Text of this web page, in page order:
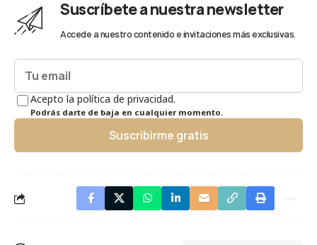
Suscríbete a nuestra newsletter
Accede a nuestro contenido e invitaciones más exclusivas.
Acepto la política de privacidad.
Podrás darte de baja en cualquier momento.
Suscribirme gratis